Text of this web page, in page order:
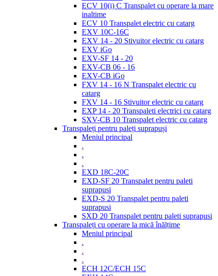
ECV 10(i) C Transpalet cu operare la mare
inaltime
ECV 10 Transpalet electric cu catarg
EXV 10C-16C
EXV 14 - 20 Stivuitor electric cu catarg
EXV iGo
EXV-SF 14 - 20
EXV-CB 06 - 16
EXV-CB iGo
FXV 14 - 16 N Transpalet electric cu
catarg
FXV 14 - 16 Stivuitor electric cu catarg
EXP 14 - 20 Transpaleti electrici cu catarg
SXV-CB 10 Transpalet electric cu catarg
Transpaleți pentru paleți suprapuși
Meniul principal
.
.
.
EXD 18C-20C
EXD-SF 20 Transpalet pentru paleti
suprapusi
EXD-S 20 Transpalet pentru paleti
suprapusi
SXD 20 Transpalet pentru paleti suprapusi
Transpaleți cu operare la mică înălțime
Meniul principal
.
.
.
ECH 12C/ECH 15C